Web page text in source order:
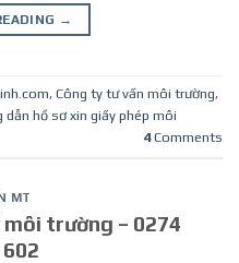
→
, Công ty tư vấn môi trường,
dẫn hồ sơ xin giấy phép môi
4Comments
MT
trường – 0274